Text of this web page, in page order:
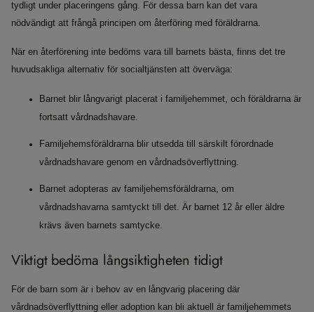
tydligt under placeringens gång. För dessa barn kan det vara
nödvändigt att frångå principen om återföring med föräldrarna.
När en återförening inte bedöms vara till barnets bästa, finns det tre
huvudsakliga alternativ för socialtjänsten att överväga:
Barnet blir långvarigt placerat i familjehemmet, och föräldrarna är
fortsatt vårdnadshavare.
Familjehemsföräldrarna blir utsedda till särskilt förordnade
vårdnadshavare genom en vårdnadsöverflyttning.
Barnet adopteras av familjehemsföräldrarna, om
vårdnadshavarna samtyckt till det. Är barnet 12 år eller äldre
krävs även barnets samtycke.
Viktigt bedöma långsiktigheten tidigt
För de barn som är i behov av en långvarig placering där
vårdnadsöverflyttning eller adoption kan bli aktuell är familjehemmets